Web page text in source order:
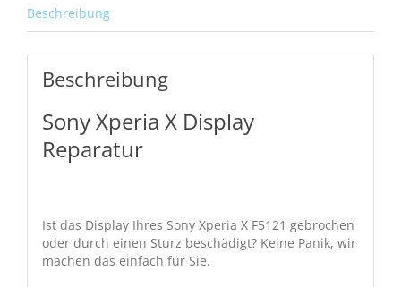
Beschreibung
Beschreibung
Sony Xperia X Display
Reparatur
Ist das Display Ihres Sony Xperia X F5121 gebrochen
oder durch einen Sturz beschädigt? Keine Panik, wir
machen das einfach für Sie.